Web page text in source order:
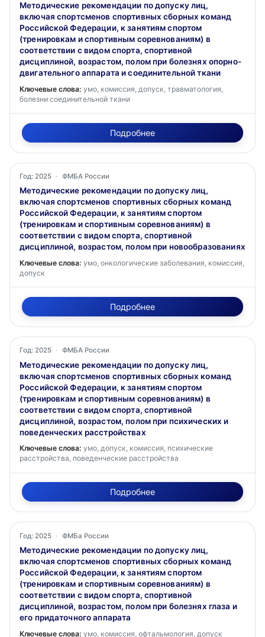
Методические рекомендации по допуску лиц,
включая спортсменов спортивных сборных команд
Российской Федерации, к занятиям спортом
(тренировкам и спортивным соревнованиям) в
соответствии с видом спорта, спортивной
дисциплиной, возрастом, полом при болезнях опорно-
двигательного аппарата и соединительной ткани
Ключевые слова: умо, комиссия, допуск, травматология,
болезни соединительной ткани
Подробнее
Год: 2025 · ФМБА России
Методические рекомендации по допуску лиц,
включая спортсменов спортивных сборных команд
Российской Федерации, к занятиям спортом
(тренировкам и спортивным соревнованиям) в
соответствии с видом спорта, спортивной
дисциплиной, возрастом, полом при новообразованиях
Ключевые слова: умо, онкологические заболевания, комиссия,
допуск
Подробнее
Год: 2025 · ФМБА России
Методические рекомендации по допуску лиц,
включая спортсменов спортивных сборных команд
Российской Федерации, к занятиям спортом
(тренировкам и спортивным соревнованиям) в
соответствии с видом спорта, спортивной
дисциплиной, возрастом, полом при психических и
поведенческих расстройствах
Ключевые слова: умо, допуск, комиссия, психические
расстройства, поведенческие расстройства
Подробнее
Год: 2025 · ФМБа России
Методические рекомендации по допуску лиц,
включая спортсменов спортивных сборных команд
Российской Федерации, к занятиям спортом
(тренировкам и спортивным соревнованиям) в
соответствии с видом спорта, спортивной
дисциплиной, возрастом, полом при болезнях глаза и
его придаточного аппарата
Ключевые слова: умо, комиссия, офтальмология, допуск